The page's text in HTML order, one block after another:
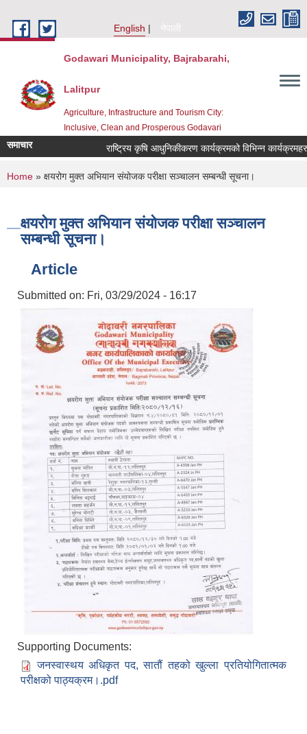
English
नेपाली
Godawari Municipality, Bajrabarahi,
Lalitpur
Agriculture, Infrastructure and Tourism City:
Inclusive, Clean and Prosperous Godavari
समाचार
You are here
Home » क्षयरोग मुक्त अभियान संयोजक परीक्षा सञ्चालन सम्बन्धी सूचना।
क्षयरोग मुक्त अभियान संयोजक परीक्षा सञ्चालन
सम्बन्धी सूचना।
Article
Submitted on: Fri, 03/29/2024 - 16:17
Supporting Documents:
जनस्वास्थय अधिकृत पद, सातौं तहको खुल्ला प्रतियोगितात्मक
परीक्षको पाठ्यक्रम।.pdf